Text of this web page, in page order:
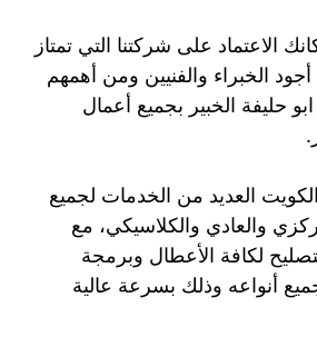
الاعتماد على شركتنا التي تمتاز
الخبراء والفنيين ومن أهمهم
حليفة الخبير بجميع أعمال
العديد من الخدمات لجميع
والعادي والكلاسيكي، مع
لكافة الأعطال وبرمجة
أنواعه وذلك بسرعة عالية